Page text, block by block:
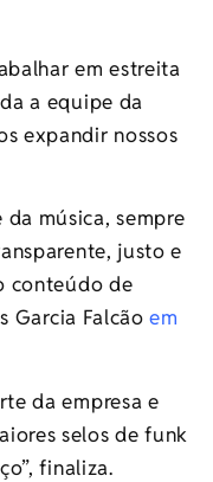
em estreita
a equipe da
expandir nossos
música, sempre
justo e
conteúdo de
Garcia Falcão em
da empresa e
selos de funk
finaliza.